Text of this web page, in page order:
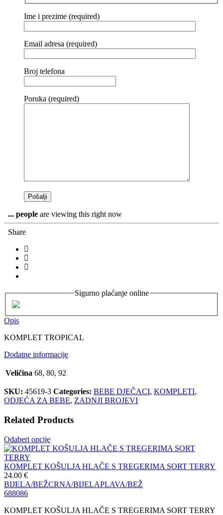
Ime i prezime (required)
Email adresa (required)
Broj telefona
Poruka (required)
... people are viewing this right now
Share
Sigurno plaćanje online
Opis
KOMPLET TROPICAL
Dodatne informacije
Veličina 68, 80, 92
SKU: 45619-3 Categories: BEBE DJEČACI, KOMPLETI,
ODJEĆA ZA BEBE, ZADNJI BROJEVI
Related Products
Odaberi opcije
KOMPLET KOŠULJA HLAČE S TREGERIMA SORT TERRY
24.00 €
BIJELA/BEŽCRNA/BIJELAPLAVA/BEŽ
688086
KOMPLET KOŠULJA HLAČE S TREGERIMA SORT TERRY